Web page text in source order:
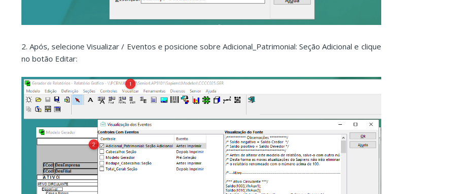
2. Após, selecione Visualizar / Eventos e posicione sobre Adicional_Patrimonial: Seção Adicional e clique
no botão Editar: